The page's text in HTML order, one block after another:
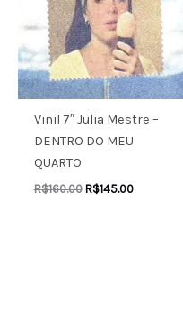
Vinil 7″ Julia Mestre –
DENTRO DO MEU
QUARTO
R$160.00 R$145.00